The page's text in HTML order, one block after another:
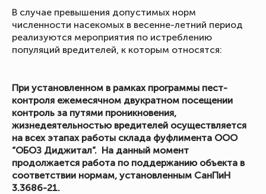
В случае превышения допустимых норм
численности насекомых в весенне-летний период
реализуются мероприятия по истреблению
популяций вредителей, к которым относятся:
При установленном в рамках программы пест-
контроля ежемесячном двукратном посещении
контроль за путями проникновения,
жизнедеятельностью вредителей осуществляется
на всех этапах работы склада фуфлимента ООО
“ОБОЗ Диджитал”. На данный момент
продолжается работа по поддержанию объекта в
соответствии нормам, установленным СанПиН
3.3686-21.